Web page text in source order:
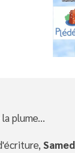
plume...